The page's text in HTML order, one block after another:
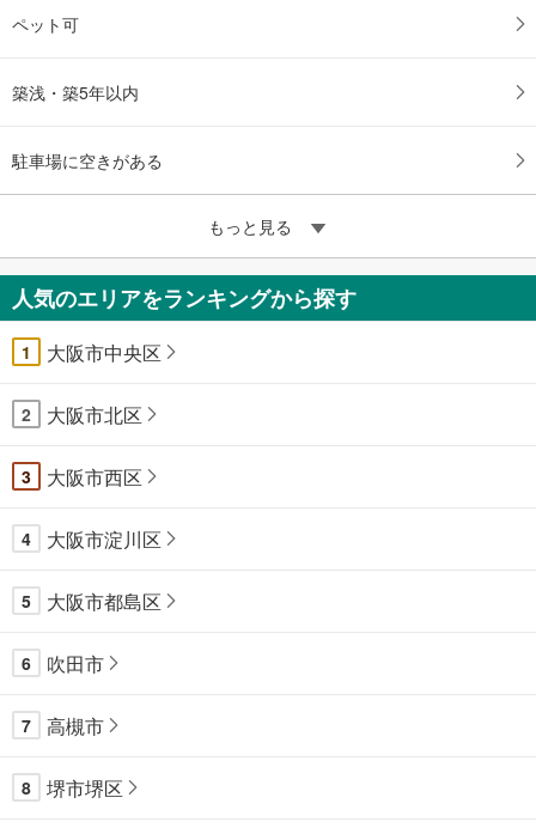
ペット可
築浅・築5年以内
駐車場に空きがある
もっと見る
人気のエリアをランキングから探す
1 大阪市中央区
2 大阪市北区
3 大阪市西区
4 大阪市淀川区
5 大阪市都島区
6 吹田市
7 高槻市
8 堺市堺区